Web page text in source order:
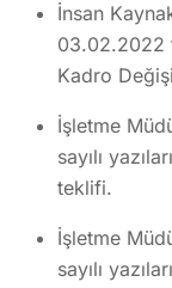
İnsan
03.02.2022
Kadro
İşletme
sayılı
teklifi.
İşletme
sayılı